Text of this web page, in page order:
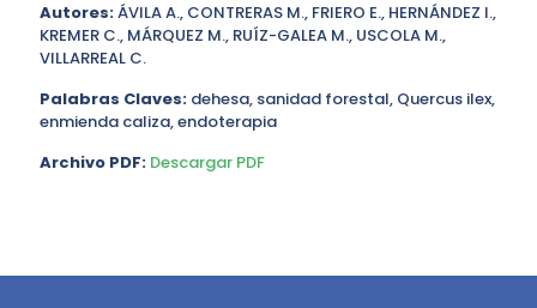
Autores:ÁVILA A., CONTRERAS M., FRIERO E., HERNÁNDEZ I.,
KREMER C., MÁRQUEZ M., RUÍZ-GALEA M., USCOLA M.,
VILLARREAL C.
Palabras Claves: dehesa, sanidad forestal, Quercus ilex,
enmienda caliza, endoterapia
Archivo PDF: Descargar PDF